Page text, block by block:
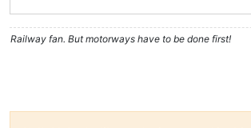
Railway fan. But motorways have to be done first!